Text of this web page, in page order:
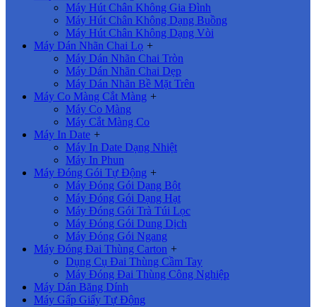
Máy Hút Chân Không Gia Đình
Máy Hút Chân Không Dạng Buồng
Máy Hút Chân Không Dạng Vòi
Máy Dán Nhãn Chai Lọ +
Máy Dán Nhãn Chai Tròn
Máy Dán Nhãn Chai Dẹp
Máy Dán Nhãn Bề Mặt Trên
Máy Co Màng Cắt Màng +
Máy Co Màng
Máy Cắt Màng Co
Máy In Date +
Máy In Date Dạng Nhiệt
Máy In Phun
Máy Đóng Gói Tự Động +
Máy Đóng Gói Dạng Bột
Máy Đóng Gói Dạng Hạt
Máy Đóng Gói Trà Túi Lọc
Máy Đóng Gói Dung Dịch
Máy Đóng Gói Ngang
Máy Đóng Đai Thùng Carton +
Dụng Cụ Đai Thùng Cầm Tay
Máy Đóng Đai Thùng Công Nghiệp
Máy Dán Băng Dính
Máy Gấp Giấy Tự Động